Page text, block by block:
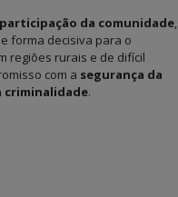
participação da comunidade,
forma decisiva para o
regiões rurais e de difícil
com a segurança da
criminalidade.